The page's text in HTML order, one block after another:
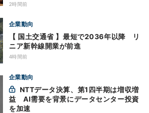
2時間前
企業動向
【 国土交通省 】最短で2036年以降 リ
ニア新幹線開業が前進
4時間前
企業動向
益 AI需要を背景にデータセンター投資
を加速